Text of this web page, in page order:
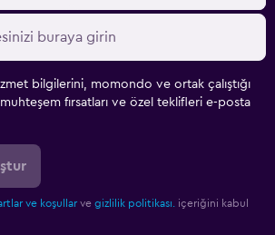
bilgilerini, momondo ve ortak çalıştığı
fırsatları ve özel teklifleri e-posta
ve koşullar ve gizlilik politikası.
içeriğini kabul